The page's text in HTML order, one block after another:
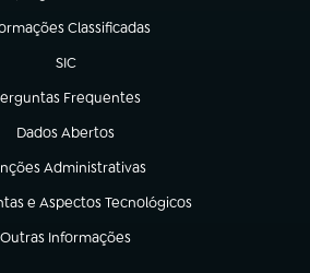
Classificadas
em nova aba)
SIC
(abre em nova aba)
Frequentes
em nova aba)
Dados Abertos
(abre em nova aba)
Administrativas
em nova aba)
e Aspectos Tecnológicos
aba)
Outras Informações
(abre em nova aba)